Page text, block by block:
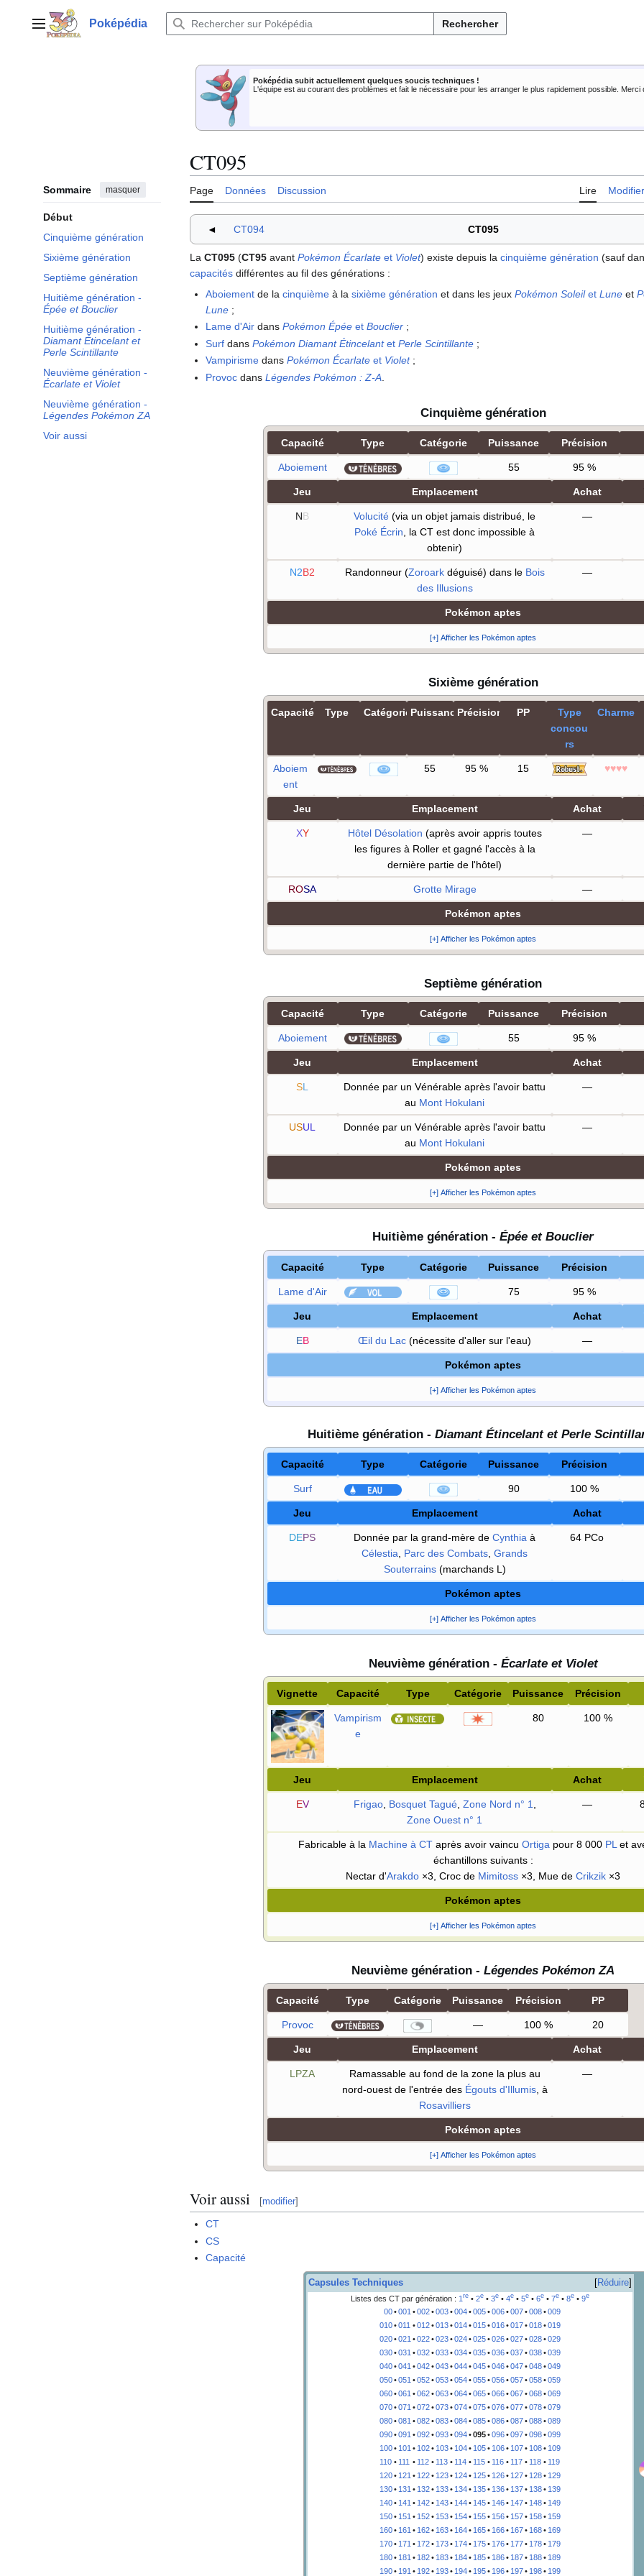
contenuMenu principalPoképédia Rechercher
Poképédia subit actuellement quelques soucis techniques !
L'équipe est au courant des problèmes et fait le nécessaire pour les arranger le plus rapidement possible. Merci
Sommaire masquer
Début
Cinquième génération
Sixième génération
Septième génération
Huitième génération -
Épée et Bouclier
Huitième génération -
Diamant Étincelant et
Perle Scintillante
Neuvième génération -
Écarlate et Violet
Neuvième génération -
Légendes Pokémon ZA
Voir aussi
CT095
Page Données Discussion Lire Modifier
◄ CT094 CT095
La CT095 (CT95 avant Pokémon Écarlate et Violet) existe depuis la cinquième génération (sauf
capacités différentes au fil des générations :
Aboiement de lacinquième à lasixième génération et dans les jeuxPokémon SoleiletLune et
Lune ;
Lame d'Air dansPokémon Épée etBouclier ;
Surf dansPokémon Diamant ÉtincelantetPerle Scintillante ;
Vampirisme dansPokémon Écarlate et Violet ;
Provoc dansLégendes Pokémon :Z-A
Cinquième génération
Capacité Type Catégorie Puissance Précision
Aboiement 55 95 %
Jeu Emplacement Achat
NB Volucité (via un objet jamais distribué, le
Poké Écrin, la CT est donc impossible à
obtenir)
—
N2B2 Randonneur (Zoroarkdéguisé) dans le Bois
des Illusions
—
Pokémon aptes
[+] Afficher les Pokémon aptes
Sixième génération
Capacité Type CatégoriePuissancePrécision PP
Type
concou
rs
Charme
Aboiem
ent
55 95 % 15 ♥♥♥♥
Jeu Emplacement Achat
XY Hôtel Désolation (après avoir appris toutes
les figures à Roller et gagné l'accès à la
dernière partie de l'hôtel)
—
ROSA Grotte Mirage —
Pokémon aptes
[+] Afficher les Pokémon aptes
Septième génération
Capacité Type Catégorie Puissance Précision
Aboiement 55 95 %
Jeu Emplacement Achat
SL
Donnée par un Vénérable après l'avoir battu
au Mont Hokulani
—
USUL
Donnée par un Vénérable après l'avoir battu
au Mont Hokulani
—
Pokémon aptes
[+] Afficher les Pokémon aptes
Huitième génération - Épée et Bouclier
Capacité Type Catégorie Puissance Précision
Lame d'Air 75 95 %
Jeu Emplacement Achat
EB Œil du Lac (nécessite d'aller sur l'eau) —
Pokémon aptes
[+] Afficher les Pokémon aptes
Huitième génération - Diamant Étincelant et Perle
Capacité Type Catégorie Puissance Précision
Surf 90 100 %
Jeu Emplacement Achat
DEPS Donnée par la grand-mère deCynthia à
Célestia, Parc des Combats,Grands
Souterrains(marchands L)
64 PCo
Pokémon aptes
[+] Afficher les Pokémon aptes
Neuvième génération - Écarlate et Violet
Vignette Capacité Type Catégorie Puissance Précision
Vampirism
e
80 100 %
Jeu Emplacement Achat
EV Frigao, Bosquet Tagué, Zone Nord n° 1
Zone Ouest n° 1
—
Fabricable à la Machine à CTaprès avoir vaincu Ortiga pour 8 000 PL et
échantillons suivants :
Nectar d'Arakdo ×3, Croc de Mimitoss ×3, Mue de Crikzik ×3
Pokémon aptes
[+] Afficher les Pokémon aptes
Neuvième génération - Légendes Pokémon ZA
Capacité Type Catégorie Puissance Précision PP
Provoc — 100 % 20
Jeu Emplacement Achat
LPZA
Ramassable au fond de la zone la plus au
nord-ouest de l'entrée des Égouts d'Illumis, à
Rosavilliers
—
Pokémon aptes
[+] Afficher les Pokémon aptes
Voir aussi [modifier]
CT
CS
Capacité
Réduire
Capsules Techniques
Listes des CT par génération : 1 re • 2e • 3e • 4e • 5e • 6e • 7e • 8e • 9e
00•001 •002•003•004•005•006•007•008•009
010•011 •012•013•014•015•016•017•018•019
020•021 •022•023•024•025•026•027•028•029
030•031 •032•033•034•035•036•037•038•039
040•041 •042•043•044•045•046•047•048•049
050•051 •052•053•054•055•056•057•058•059
060•061 •062•063•064•065•066•067•068•069
070•071 •072•073•074•075•076•077•078•079
080•081 •082•083•084•085•086•087•088•089
090•091 •092•093•094•095•096•097•098•099
100• 101 • 102• 103• 104• 105• 106• 107• 108• 109
110 • 111 • 112 • 113 • 114 • 115 • 116 • 117 • 118 • 119
120• 121 • 122• 123• 124• 125• 126• 127• 128• 129
130• 131 • 132• 133• 134• 135• 136• 137• 138• 139
140• 141 • 142• 143• 144• 145• 146• 147• 148• 149
150• 151 • 152• 153• 154• 155• 156• 157• 158• 159
160• 161 • 162• 163• 164• 165• 166• 167• 168• 169
170• 171 • 172• 173• 174• 175• 176• 177• 178• 179
180• 181 • 182• 183• 184• 185• 186• 187• 188• 189
190• 191 • 192• 193• 194• 195• 196• 197• 198• 199